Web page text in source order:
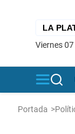
viernes
Portada >